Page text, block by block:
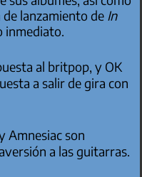
lanzamiento de In
inmediato.
al britpop, y OK
a salir de gira con
Amnesiacson
a las guitarras.